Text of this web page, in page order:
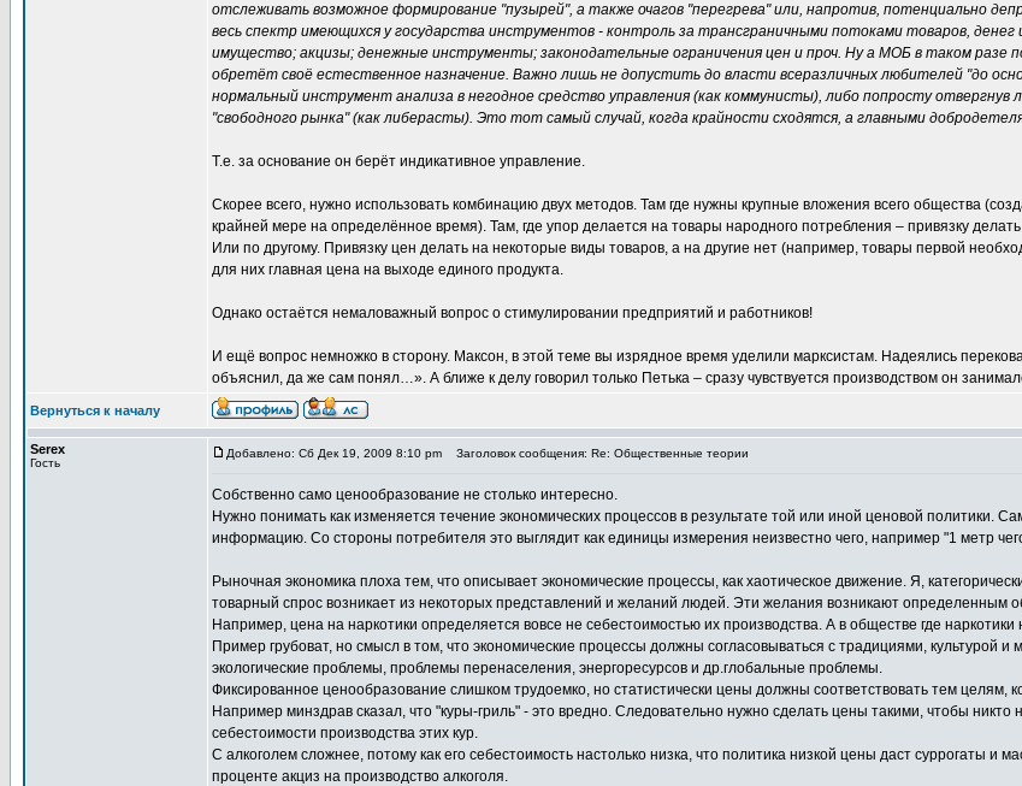
отслеживать возможное формирование "пузырей", а также очагов "перегрева" или, напротив, потенциально
весь спектр имеющихся у государства инструментов - контроль за трансграничными потоками товаров,
имущество; акцизы; денежные инструменты; законодательные ограничения цен и проч. Ну а МОБ в таком разе
обретёт своё естественное назначение. Важно лишь не допустить до власти всеразличных любителей "до
нормальный инструмент анализа в негодное средство управления (как коммунисты), либо попросту
"свободного рынка" (как либерасты). Это тот самый случай, когда крайности сходятся, а главными
Т.е. за основание он берёт индикативное управление.
Скорее всего, нужно использовать комбинацию двух методов. Там где нужны крупные вложения всего общества
крайней мере на определённое время). Там, где упор делается на товары народного потребления – привязку
Или по другому. Привязку цен делать на некоторые виды товаров, а на другие нет (например, товары первой
для них главная цена на выходе единого продукта.
Однако остаётся немаловажный вопрос о стимулировании предприятий и работников!
И ещё вопрос немножко в сторону. Максон, в этой теме вы изрядное время уделили марксистам. Надеялись
объяснил, да же сам понял…». А ближе к делу говорил только Петька – сразу чувствуется производством он
Вернуться к началу
Serex
Гость
Добавлено: Сб Дек 19, 2009 8:10 pm Заголовок сообщения: Re: Общественные теории
Собственно само ценообразование не столько интересно.
Нужно понимать как изменяется течение экономических процессов в результате той или иной ценовой политики.
информацию. Со стороны потребителя это выглядит как единицы измерения неизвестно чего, например "1 метр
Рыночная экономика плоха тем, что описывает экономические процессы, как хаотическое движение. Я,
товарный спрос возникает из некоторых представлений и желаний людей. Эти желания возникают определенным
Например, цена на наркотики определяется вовсе не себестоимостью их производства. А в обществе где
Пример грубоват, но смысл в том, что экономические процессы должны согласовываться с традициями,
экологические проблемы, проблемы перенаселения, энергоресурсов и др.глобальные проблемы.
Фиксированное ценообразование слишком трудоемко, но статистически цены должны соответствовать тем целям,
Например минздрав сказал, что "куры-гриль" - это вредно. Следовательно нужно сделать цены такими, чтобы
себестоимости производства этих кур.
С алкоголем сложнее, потому как его себестоимость настолько низка, что политика низкой цены даст суррогаты
проценте акциз на производство алкоголя.